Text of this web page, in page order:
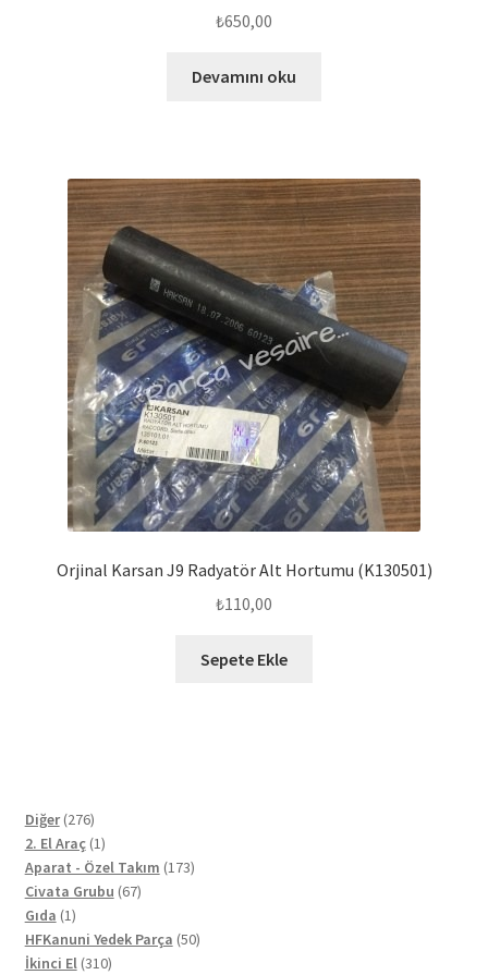
₺650,00
Devamını oku
Orjinal Karsan J9 Radyatör Alt Hortumu (K130501)
₺110,00
Sepete Ekle
Diğer 276276
ürün
2. El Araç 11
ürün
Aparat - Özel Takım 173173
Civata Grubu 6767
Gıda 11
ürün
HFKanuni Yedek Parça 5050
İkinci El 310310